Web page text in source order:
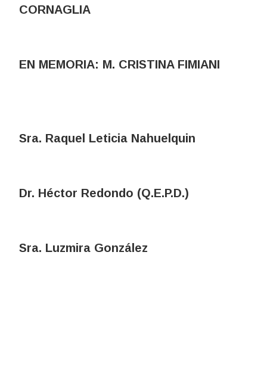
CORNAGLIA
EN MEMORIA: M. CRISTINA FIMIANI
Sra. Raquel Leticia Nahuelquin
Dr. Héctor Redondo (Q.E.P.D.)
Sra. Luzmira González